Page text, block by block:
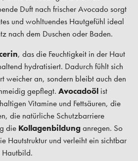
Duft nach frischer Avocado sorgt
und wohltuendes Hautgefühl ideal
nach dem Duschen oder Baden.
, das die Feuchtigkeit in der Haut
hydratisiert. Dadurch fühlt sich
weicher an, sondern bleibt auch den
gepflegt. Avocadoöl ist
Vitamine und Fettsäuren, die
die natürliche Schutzbarriere
die Kollagenbildunganregen. So
Hautstruktur und verleiht ein sichtbar
Hautbild.